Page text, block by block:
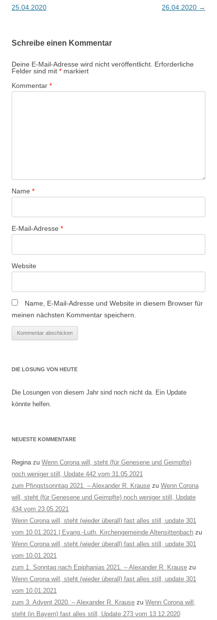
25.04.2020
26.04.2020 →
Schreibe einen Kommentar
Deine E-Mail-Adresse wird nicht veröffentlicht. Erforderliche
Felder sind mit * markiert
Kommentar *
Name *
E-Mail-Adresse *
Website
Name, E-Mail-Adresse und Website in diesem Browser für
meinen nächsten Kommentar speichern.
DIE LOSUNG VON HEUTE
Die Losungen von diesem Jahr sind noch nicht da. Ein Update
könnte helfen.
NEUESTE KOMMENTARE
Reginazu Wenn Corona will, steht (für Genesene und Geimpfte)
noch weniger still, Update 442 vom 31.05.2021
zum Pfingstsonntag 2021. – Alexander R. Krause zu Wenn Corona
will, steht (für Genesene und Geimpfte) noch weniger still, Update
434 vom 23.05.2021
Wenn Corona will, steht (wieder überall) fast alles still, update 301
vom 10.01.2021 | Evang.-Luth. Kirchengemeinde Altensittenbach zu
Wenn Corona will, steht (wieder überall) fast alles still, update 301
vom 10.01.2021
zum 1. Sonntag nach Epiphanias 2021. – Alexander R. Krause zu
Wenn Corona will, steht (wieder überall) fast alles still, update 301
vom 10.01.2021
zum 3. Advent 2020. – Alexander R. Krause zu Wenn Corona will,
steht (in Bayern) fast alles still, Update 273 vom 13.12.2020